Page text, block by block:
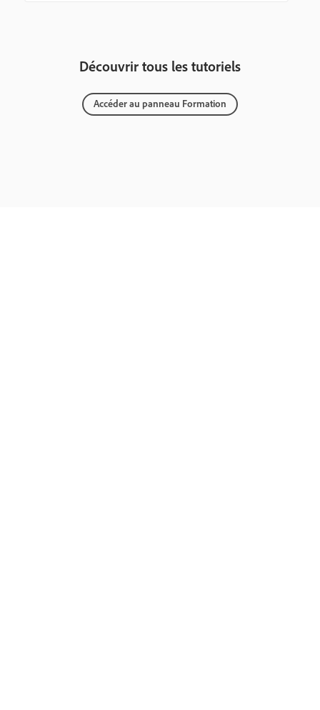
Découvrir tous les tutoriels
Accéder au panneau Formation